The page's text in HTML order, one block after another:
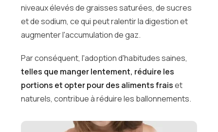
niveaux élevés de graisses saturées, de sucres
et de sodium, ce qui peut ralentir la digestion et
augmenter l'accumulation de gaz.
Par conséquent, l'adoption d'habitudes saines,
telles que manger lentement, réduire les
portions et opter pour des aliments fraiset
naturels, contribue à réduire les ballonnements.